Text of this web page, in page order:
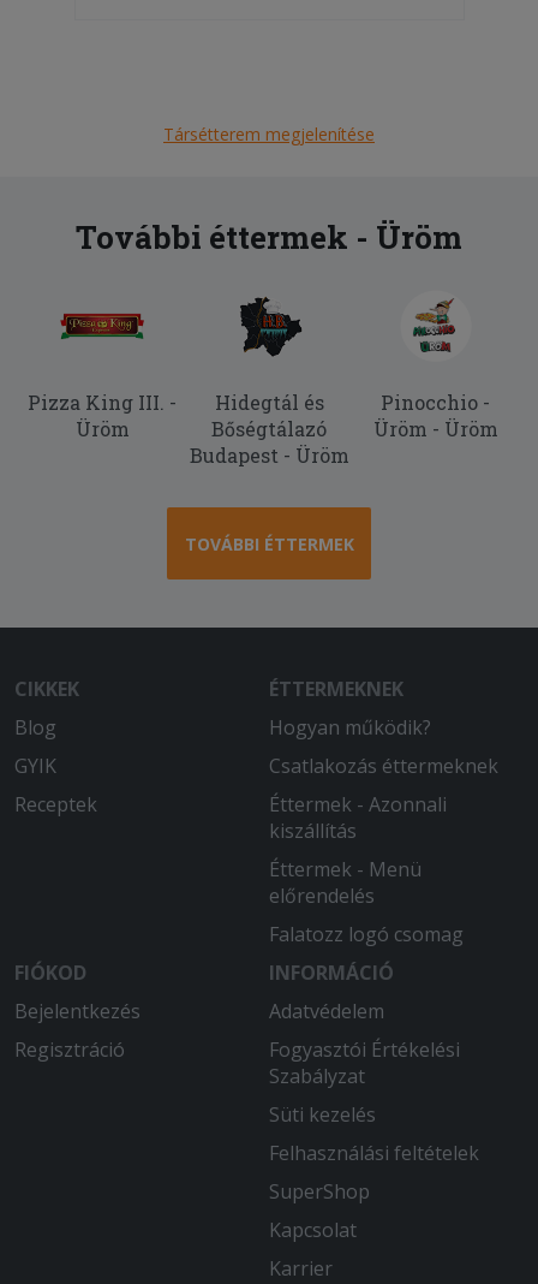
Társétterem megjelenítése
További éttermek - Üröm
Pizza King III. -
Üröm
Hidegtál és
Bőségtálazó
Budapest - Üröm
Pinocchio -
Üröm - Üröm
TOVÁBBI ÉTTERMEK
CIKKEK
Blog
GYIK
Receptek
ÉTTERMEKNEK
Hogyan működik?
Csatlakozás éttermeknek
Éttermek - Azonnali
kiszállítás
Éttermek - Menü
előrendelés
Falatozz logó csomag
FIÓKOD
Bejelentkezés
Regisztráció
INFORMÁCIÓ
Adatvédelem
Fogyasztói Értékelési
Szabályzat
Süti kezelés
Felhasználási feltételek
SuperShop
Kapcsolat
Karrier